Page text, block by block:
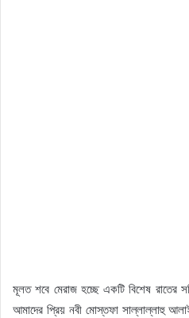
মূলত শবে মেরাজ হচ্ছে একটি বিশেষ রাতের
আমাদের প্রিয় নবী মোস্তফা সাল্লাল্লাহু